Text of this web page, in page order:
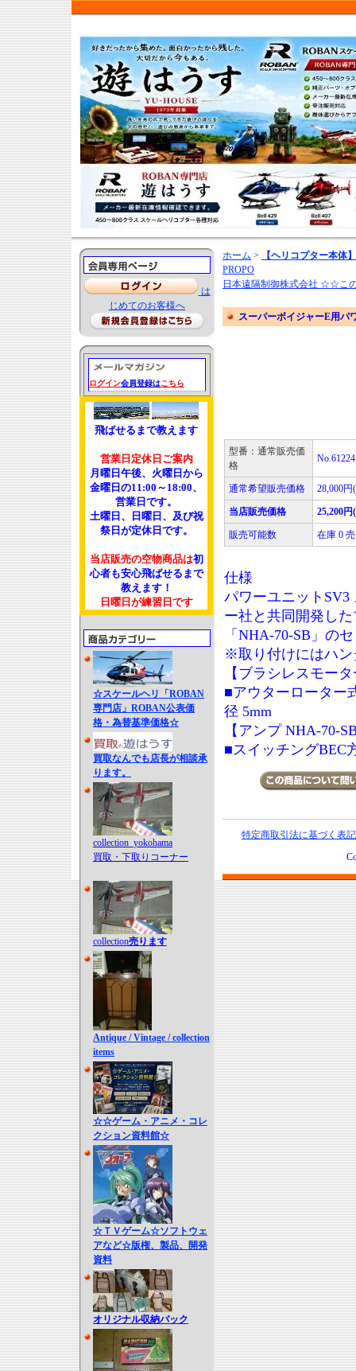
は
じめてのお客様へ
ログイン会員登録はこちら
飛ばせるまで教えます
営業日定休日ご案内
月曜日午後、火曜日から
金曜日の11:00～18:00、
営業日です。
土曜日、日曜日、及び祝
祭日が定休日です。
当店販売の空物商品は初
心者も安心飛ばせるまで
教えます！
日曜日が練習日です
☆スケールヘリ「ROBAN
専門店」ROBAN公表価
格・為替基準価格☆
買取なんでも店長が相談承
ります。
collection_yokohama
買取・下取りコーナー
collection売ります
Antique / Vintage / collection
items
☆☆ゲーム・アニメ・コレ
クション資料館☆
☆ＴＶゲーム☆ソフトウェ
アなど☆版権、製品、開発
資料
オリジナル収納バック
ホーム >
【ヘリコプター本体
PROPO
日本遠隔制御株式会社 ☆☆こ
スーパーボイジャーE用パ
型番：通常販売価
格
No.61224
通常希望販売価格 28,000円
当店販売価格 25,200円
販売可能数 在庫 0
仕様
パワーユニットSV3
ー社と共同開発し
「NHA-70-SB」の
※取り付けにはハン
【ブラシレスモー
■アウターローター
径 5mm
【アンプ NHA-70-
■スイッチングBEC
特定商取引法に基づく表記